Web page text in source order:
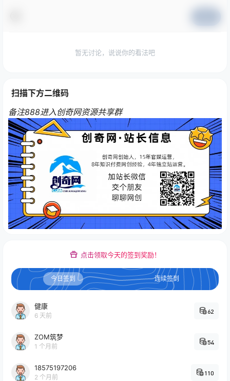
暂无讨论，说说你的看法吧
扫描下方二维码
备注888进入创奇网资源共享群
点击领取今天的签到奖励！
今日签到 连续签到
健康
6 天前
62
ZOM筑梦
1 个月前
54
18575197206
2 个月前
110